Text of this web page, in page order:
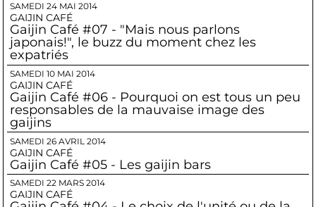
SAMEDI 24 MAI 2014
GAIJIN CAFÉ
Gaijin Café #07 - "Mais nous parlons
japonais!", le buzz du moment chez les
expatriés
SAMEDI 10 MAI 2014
GAIJIN CAFÉ
Gaijin Café #06 - Pourquoi on est tous un peu
responsables de la mauvaise image des
gaijins
SAMEDI 26 AVRIL 2014
GAIJIN CAFÉ
Gaijin Café #05 - Les gaijin bars
SAMEDI 22 MARS 2014
GAIJIN CAFÉ